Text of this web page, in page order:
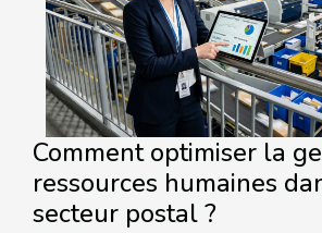
Comment optimiser la
ressources humaines
secteur postal ?